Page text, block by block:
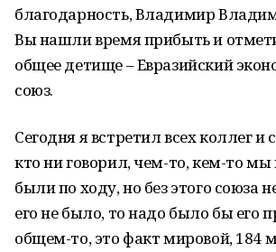
благодарность, Владимир
Вы нашли время прибыть и
общее детище – Евразийский
союз.
Сегодня я встретил всех коллег и
кто ни говорил, чем-то, кем-то
были по ходу, но без этого союза
его не было, то надо было бы его
общем-то, это факт мировой, 184